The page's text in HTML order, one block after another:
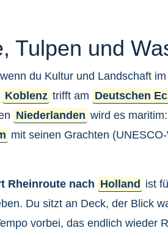
Tulpen und
du Kultur und Landschaft
Koblenz trifft am Deutschen
Niederlanden wird es
mit seinen Grachten
Rheinroute nach Holland ist
Du sitzt an Deck, der Blick
vorbei, das endlich wieder